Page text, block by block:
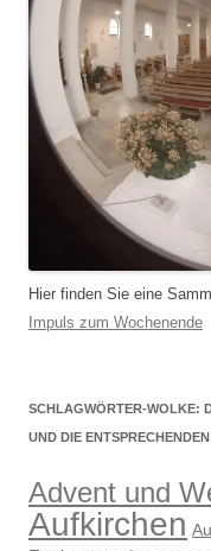
Hier finden Sie eine
Impuls zum Wochenende
SCHLAGWÖRTER-WOLKE:
UND DIE
Advent und
Aufkirchen